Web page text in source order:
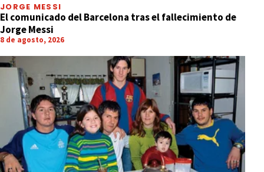
JORGE MESSI
El comunicado del Barcelona tras el fallecimiento de
Jorge Messi
8 de agosto, 2026